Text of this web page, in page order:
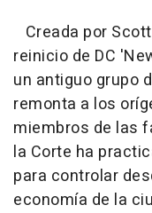
Creada por
reinicio de DC
un antiguo grupo
remonta a los
miembros de las
la Corte ha
para controlar
economía de la